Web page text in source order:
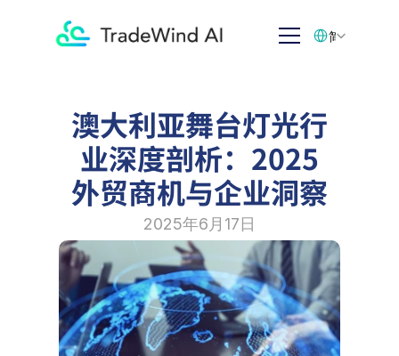
澳大利亚舞台灯光行
业深度剖析：2025
外贸商机与企业洞察
2025年6月17日
简体中文